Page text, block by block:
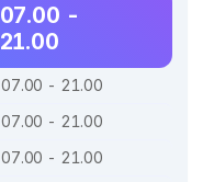
07.00 -
21.00
07.00 - 21.00
07.00 - 21.00
07.00 - 21.00